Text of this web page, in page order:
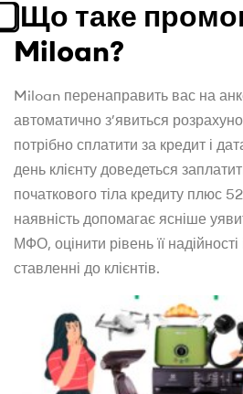
⃣ Що таке
Miloan?
Miloan перенаправить вас на
автоматично з’явиться
потрібно сплатити за кредит і
день клієнту доведеться
початкового тіла кредиту плюс
наявність допомагає ясніше
МФО, оцінити рівень її надійності
ставленні до клієнтів.